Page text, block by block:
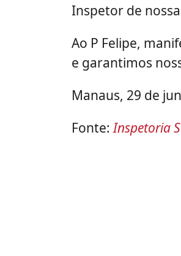
Inspetor de
Ao P Felipe,
e garantimos
Manaus, 29 de
Fonte:Inspetoria